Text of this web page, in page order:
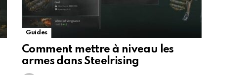
Guides
Comment mettre à niveau les
armes dans Steelrising